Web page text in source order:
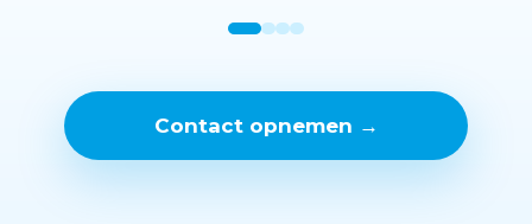
Contact opnemen →